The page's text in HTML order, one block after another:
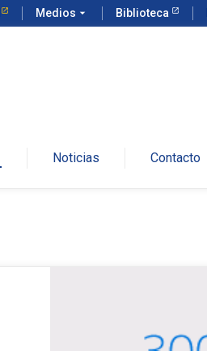
Medios arrow_drop_down Biblioteca
Noticias Contacto